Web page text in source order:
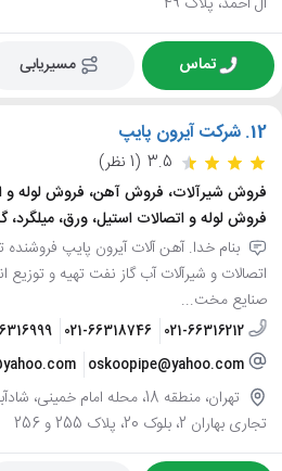
تماس مسیریابی
12. شرکت آیرون پایپ
3.5 (1 نظر)
فروش شیرآلات، فروش آهن، فروش لوله و
فروش لوله و اتصالات استیل، ورق،
بنام خدا. آهن آلات آیرون پایپ
اتصالات و شیرآلات آب گاز نفت تهیه و توزیع
صنایع مخت...
021-66316212
021-66318746
oskoopipe@yahoo.com
تهران، منطقه 18، محله امام
تجاری بهاران 2، بلوک 20، پلاک 255 و 256